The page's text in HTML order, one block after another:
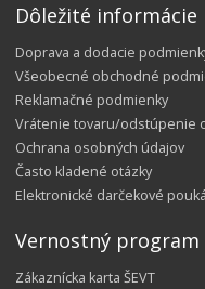
Dôležité informácie
Doprava a dodacie
Všeobecné obchodné
Reklamačné podmienky
Vrátenie tovaru/odstúpenie
Ochrana osobných údajov
Často kladené otázky
Elektronické darčekové
Vernostný program
Zákaznícka karta ŠEVT